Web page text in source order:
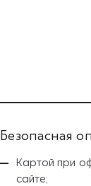
Безопасная
Картой при
сайте;